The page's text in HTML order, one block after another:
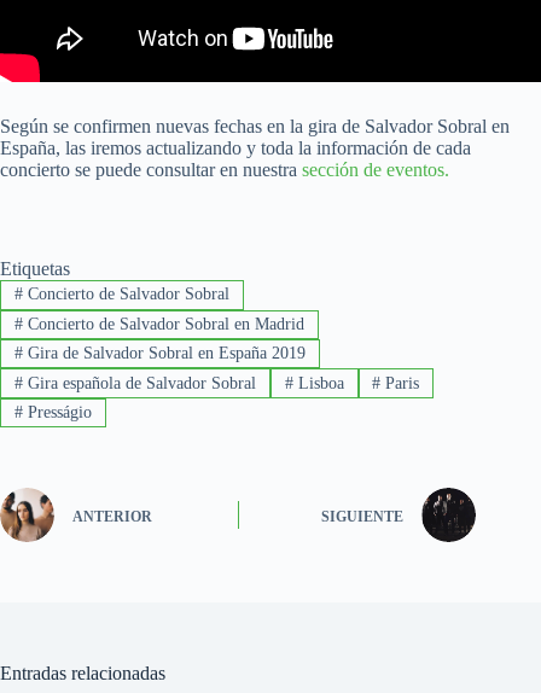
Según se confirmen nuevas fechas en la gira de Salvador Sobral en
España, las iremos actualizando y toda la información de cada
concierto se puede consultar en nuestra sección de eventos.
Etiquetas
#Concierto de Salvador Sobral
#Concierto de Salvador Sobral en Madrid
#Gira de Salvador Sobral en España 2019
#Gira española de Salvador Sobral #Lisboa # Paris
#Presságio
ANTERIOR SIGUIENTE
Entradas relacionadas